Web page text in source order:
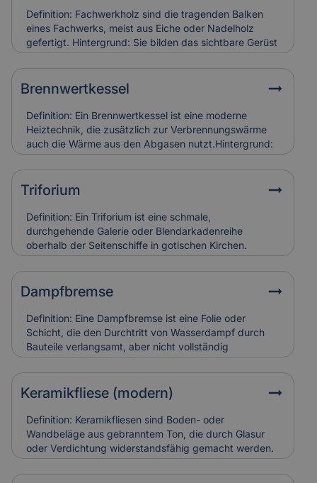
Definition: Fachwerkholz sind die tragenden Balken
eines Fachwerks, meist aus Eiche oder Nadelholz
gefertigt. Hintergrund: Sie bilden das sichtbare Gerüst
der Konstruktion und sind durch Zapfen, Dübel oder
Verblattungen miteinander verbunden. Fachwerkholz
bestimmt Stabilität und Erscheinungsbild eines
oder Schädlingsbefall am Fachwerkholz führen zu
hohen Restaurierungskosten, die Versicherungen bei
denkmalgerechter Instandsetzung berücksichtigen.
Brennwertkessel
Definition: Ein Brennwertkessel ist eine moderne
Heiztechnik, die zusätzlich zur Verbrennungswärme
auch die Wärme aus den Abgasen nutzt.Hintergrund:
Dadurch arbeitet der Kessel besonders effizient und
spart Energie im Vergleich zu älteren Heizsystemen. In
Alt- und Denkmalgebäuden wird er häufig in
eingesetzt.Relevanz für Versicherung:
Brennwertkessel senken Betriebskosten, erfordern
aber eine regelmäßige Wartung. Schäden durch
Kondensat oder Abgasfehler werden in der
Gebäudeversicherung individuell bewertet.
Triforium
Definition: Ein Triforium ist eine schmale,
durchgehende Galerie oder Blendarkadenreihe
oberhalb der Seitenschiffe in gotischen Kirchen.
Hintergrund: Es dient vor allem der Gliederung der
Innenwand und trägt zur Lichtführung und optischen
Tiefe des Raumes bei. Relevanz für Versicherung:
Schäden an Triforien sind häufig schwer zugänglich
und teuer in der Restaurierung. Versicherungen
bewerten sie entsprechend ihres künstlerischen und
baulichen Werts.
Dampfbremse
Definition: Eine Dampfbremse ist eine Folie oder
Schicht, die den Durchtritt von Wasserdampf durch
Bauteile verlangsamt, aber nicht vollständig
verhindert.Hintergrund: Sie wird vor allem in Dach-
und Wandkonstruktionen eingesetzt, um
Feuchtigkeitsansammlungen in der Dämmung zu
vermeiden. So bleibt die Bausubstanz trocken und
schimmelresistent.Relevanz für Versicherung: Falsch
verlegte Dampfbremsen können Feuchtigkeitsschäden
verursachen. Versicherungen berücksichtigen sie bei
der Schadensanalyse und Bewertung der
Bauausführung.
Keramikfliese (modern)
Definition: Keramikfliesen sind Boden- oder
Wandbeläge aus gebranntem Ton, die durch Glasur
oder Verdichtung widerstandsfähig gemacht werden.
Hintergrund: Moderne Varianten sind besonders
langlebig, pflegeleicht und in vielen Designs erhältlich.